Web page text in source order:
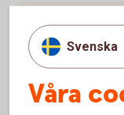
Digital
Öppet alla dagar
Digitalsupport
Svenska
Våra